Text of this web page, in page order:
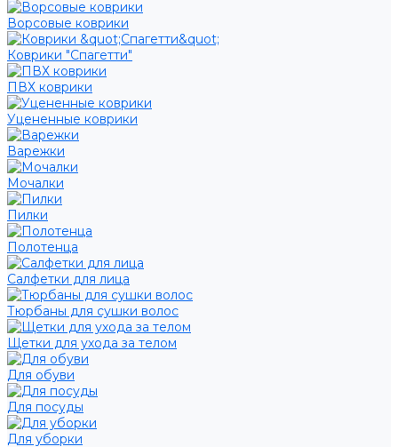
Ворсовые коврики
Коврики "Спагетти"
ПВХ коврики
Уцененные коврики
Варежки
Мочалки
Пилки
Полотенца
Салфетки для лица
Тюрбаны для сушки волос
Щетки для ухода за телом
Для обуви
Для посуды
Для уборки